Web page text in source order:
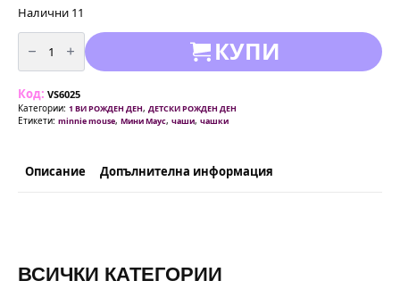
Налични 11
количество
за
Парти
Чаши
Маусе
-
8
броя
мл
(Minnie
КУПИ
Код: VS6025
Категории: 1 ВИ РОЖДЕН ДЕН, ДЕТСКИ РОЖДЕН ДЕН
Етикети: minnie mouse, Мини Маус, чаши, чашки
Описание Допълнителна информация
ВСИЧКИ КАТЕГОРИИ